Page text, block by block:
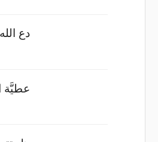
دع
عطيَّة